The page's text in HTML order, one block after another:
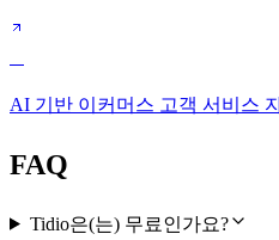
AI 기반 이커머스 고객 서비스
FAQ
Tidio은(는) 무료인가요?